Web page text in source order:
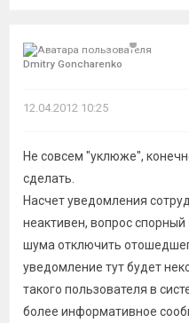
Dmitry Goncharenko
12.04.2012 10:25
Не совсем "уклюже",
сделать.
Насчет уведомления
неактивен, вопрос
шума отключить
уведомление тут будет
такого пользователя в
более информативное